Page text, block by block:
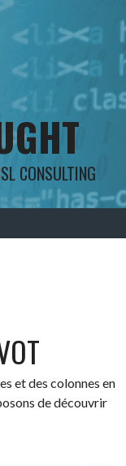
CONSULTING
et des colonnes en
de découvrir